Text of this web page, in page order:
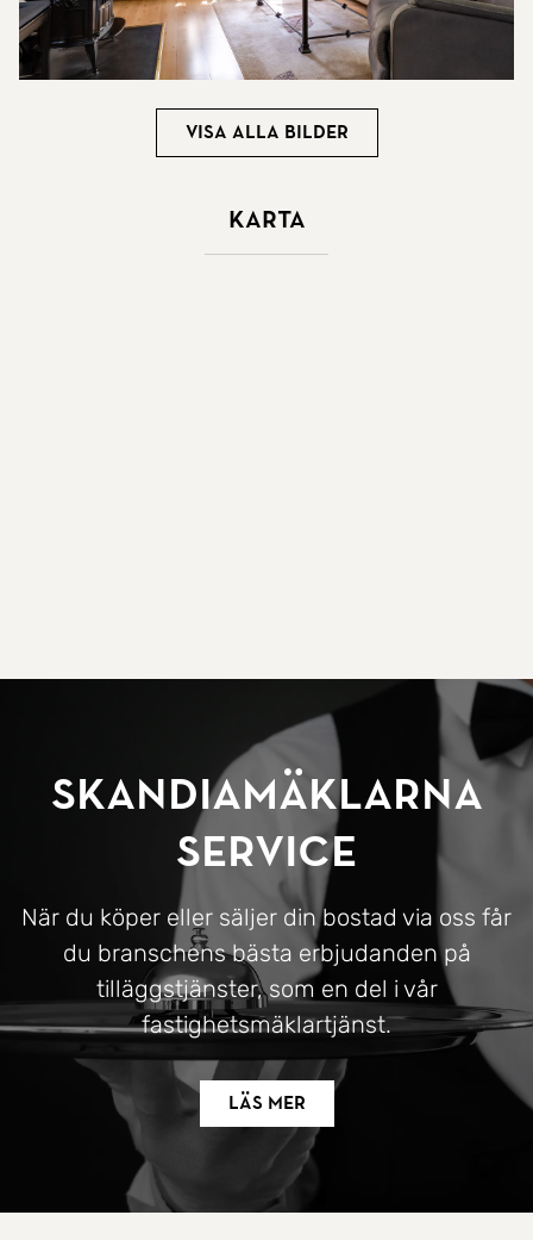
Visa alla bilder
Karta
SkandiaMäklarna
Service
När du köper eller säljer din bostad via oss får
du branschens bästa erbjudanden på
tilläggstjänster, som en del i vår
fastighetsmäklartjänst.
Läs mer